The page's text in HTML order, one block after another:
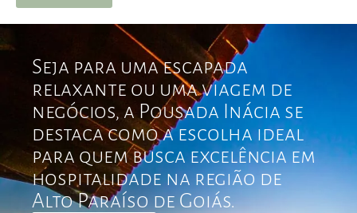
Seja para uma escapada
relaxante ou uma viagem de
negócios, a Pousada Inácia se
destaca como a escolha ideal
para quem busca excelência em
hospitalidade na região de
Alto Paraíso de Goiás.